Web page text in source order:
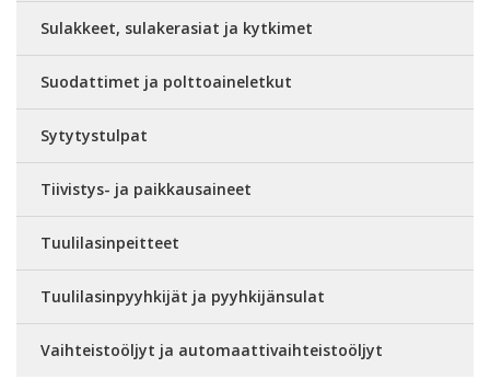
Sulakkeet, sulakerasiat ja kytkimet
Suodattimet ja polttoaineletkut
Sytytystulpat
Tiivistys- ja paikkausaineet
Tuulilasinpeitteet
Tuulilasinpyyhkijät ja pyyhkijänsulat
Vaihteistoöljyt ja automaattivaihteistoöljyt